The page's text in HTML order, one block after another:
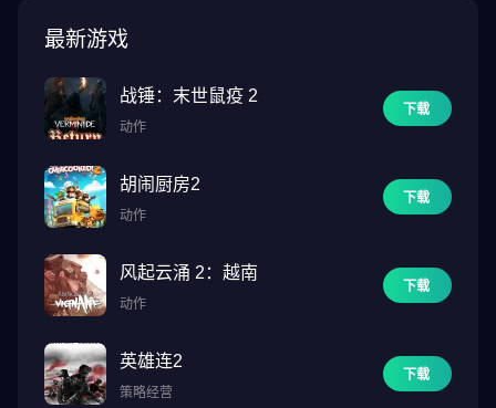
最新游戏
战锤：末世鼠疫 2
动作
下载
胡闹厨房2
动作
下载
风起云涌 2：越南
动作
下载
英雄连2
策略经营
下载